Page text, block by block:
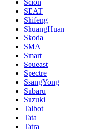
Scion
SEAT
Shifeng
ShuangHuan
Skoda
SMA
Smart
Soueast
Spectre
SsangYong
Subaru
Suzuki
Talbot
Tata
Tatra